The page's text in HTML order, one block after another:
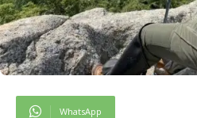
WhatsApp